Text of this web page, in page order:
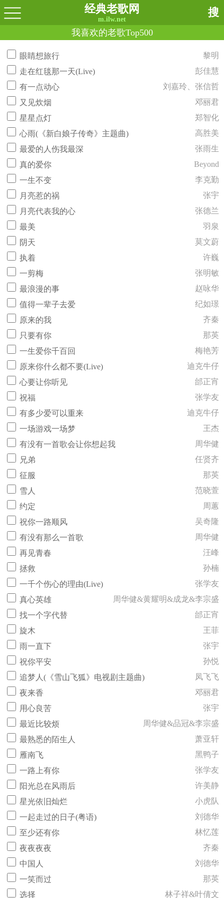
经典老歌网
m.ilw.net
搜
我喜欢的老歌Top500
眼睛想旅行
黎明
走在红毯那一天(Live)
彭佳慧
有一点动心
刘嘉玲、张信哲
又见炊烟
邓丽君
星星点灯
郑智化
心雨(《新白娘子传奇》主题曲)
高胜美
最爱的人伤我最深
张雨生
真的爱你
Beyond
一生不变
李克勤
月亮惹的祸
张宇
月亮代表我的心
张德兰
最美
羽泉
阴天
莫文蔚
执着
许巍
一剪梅
张明敏
最浪漫的事
赵咏华
值得一辈子去爱
纪如璟
原来的我
齐秦
只要有你
那英
一生爱你千百回
梅艳芳
原来你什么都不要(Live)
迪克牛仔
心要让你听见
邰正宵
祝福
张学友
有多少爱可以重来
迪克牛仔
一场游戏一场梦
王杰
有没有一首歌会让你想起我
周华健
兄弟
任贤齐
征服
那英
雪人
范晓萱
约定
周蕙
祝你一路顺风
吴奇隆
有没有那么一首歌
周华健
再见青春
汪峰
拯救
孙楠
一千个伤心的理由(Live)
张学友
真心英雄
周华健&黄耀明&成龙&李宗盛
找一个字代替
邰正宵
旋木
王菲
雨一直下
张宇
祝你平安
孙悦
追梦人(《雪山飞狐》电视剧主题曲)
凤飞飞
夜来香
邓丽君
用心良苦
张宇
最近比较烦
周华健&品冠&李宗盛
最熟悉的陌生人
萧亚轩
雁南飞
黑鸭子
一路上有你
张学友
阳光总在风雨后
许美静
星光依旧灿烂
小虎队
一起走过的日子(粤语)
刘德华
至少还有你
林忆莲
夜夜夜夜
齐秦
中国人
刘德华
一笑而过
那英
选择
林子祥&叶倩文